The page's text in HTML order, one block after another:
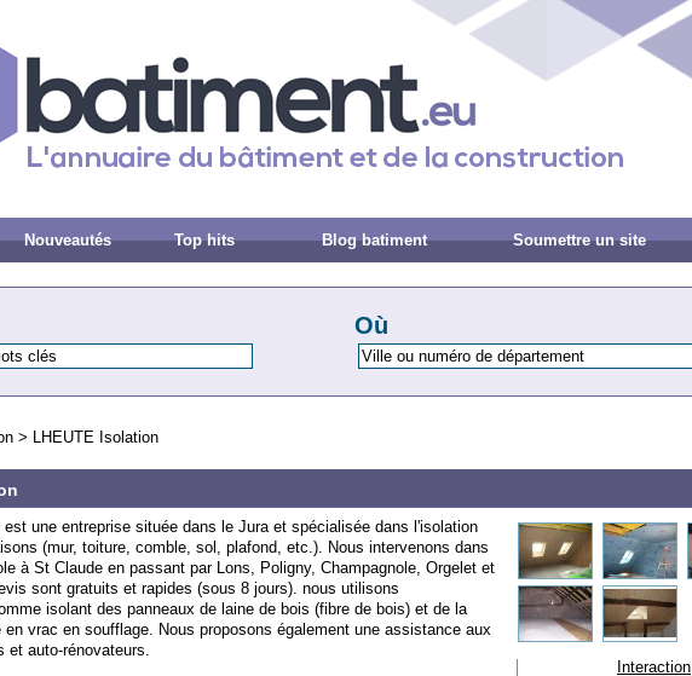
Nouveautés Top hits Blog batiment Soumettre un site
Où
> LHEUTE Isolation
est une entreprise située dans le Jura et spécialisée dans l'isolation
(mur, toiture, comble, sol, plafond, etc.). Nous intervenons dans
à St Claude en passant par Lons, Poligny, Champagnole, Orgelet et
sont gratuits et rapides (sous 8 jours). nous utilisons
isolant des panneaux de laine de bois (fibre de bois) et de la
en vrac en soufflage. Nous proposons également une assistance aux
et auto-rénovateurs.
Interaction